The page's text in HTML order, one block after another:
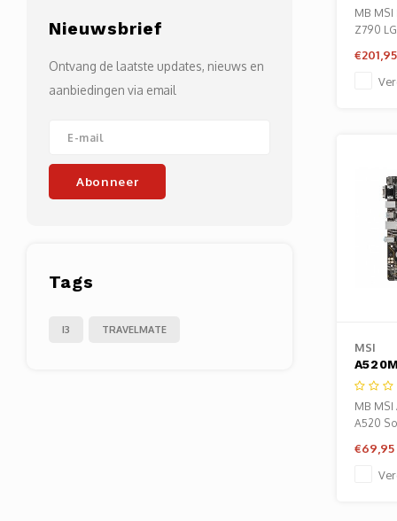
Nieuwsbrief
Ontvang de laatste updates, nieuws en
aanbiedingen via email
Abonneer
Tags
I3 TRAVELMATE
Intel
ATX |
MB MSI
Z790
€201,95
MSI
AM4 |
MB MSI
A520
€69,95